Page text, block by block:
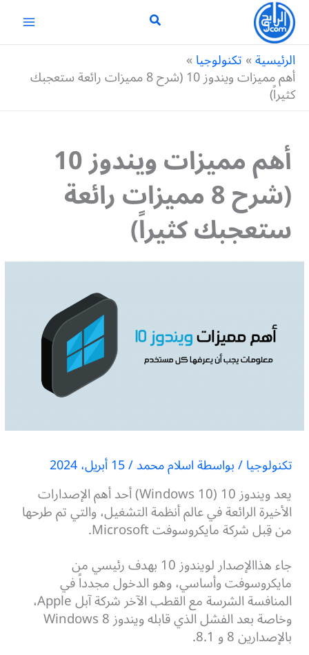
تخطي
المحتوى
الرئيسية تكنولوجيا
أهم مميزات ويندوز 10 (شرح 8 مميزات رائعة ستعجبك
كثيراً)
أهم مميزات ويندوز 10
(شرح 8 مميزات رائعة
ستعجبك كثيراً)
تكنولوجيا/ بواسطةاسلام محمد/15 أبريل، 2024
يعد ويندوز 10 (10 Windows) أحد أهم الإصدارات
الأخيرة الرائعة في عالم أنظمة التشغيل، والتي تم طرحها
من قِبل شركة مايكروسوفت Microsoft.
جاء هذاالإصدار لويندوز 10 بهدف رئيسي من
مايكروسوفت وأساسي، وهو الدخول مجدداً في
المنافسة الشرسة مع القطب الآخر شركة آبل Apple،
وخاصة بعد الفشل الذي قابله ويندوز 8 Windows
بالإصدارين 8 و 8.1.